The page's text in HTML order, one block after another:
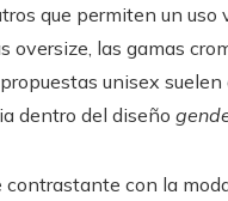
que permiten un uso
oversize, las gamas
unisex suelen
dentro del diseño
contrastante con la